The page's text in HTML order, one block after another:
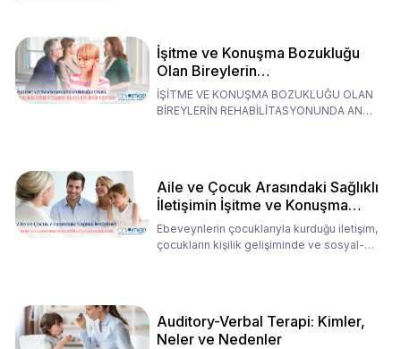
İşitme ve Konuşma Bozukluğu
Olan Bireylerin
Rehabilitasyonunda Ana
Babaların Tutumları
İŞİTME VE KONUŞMA BOZUKLUĞU OLAN
BİREYLERİN REHABİLİTASYONUNDA ANA
Aile ve Çocuk Arasındaki Sağlıklı
İletişimin İşitme ve Konuşma
Rehabilitasyonundaki Rolü
Ebeveynlerin çocuklarıyla kurduğu iletişim,
çocukların kişilik gelişiminde ve sosyal-
Auditory-Verbal Terapi: Kimler,
Neler ve Nedenler